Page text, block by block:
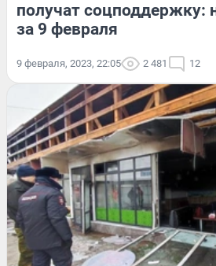
получат соцподдержку:
за 9 февраля
9 февраля, 2023, 22:05 2 481 12